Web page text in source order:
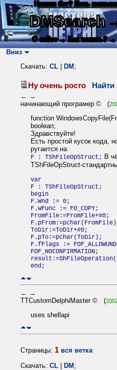
Нашли баг? Есть
DMSearch
О сайте → Как искать? →
Вниз
Скачать: CL DM ;
Ну очень росто Найти
← →
начинающий програмер © (
function
boolean;
Здравствуйте!
Есть простой кусок кода,
ругается на
F : TShFileOpStruct; В
TShFileOpStruct-
var
F : TShFileOpStruct;
begin
F.Wnd := 0;
F.wFunc := FO_COPY;
FromFile:=FromFile+#0;
ToDir:=ToDir+#0;
F.pTo:=pchar(ToDir);
F.fFlags :=
FOF_NOCONFIRMATION;
end;
← →
TTCustomDelphiMaster © (
uses shellapi
Страницы: 1 вся ветка
Скачать: CL DM ;